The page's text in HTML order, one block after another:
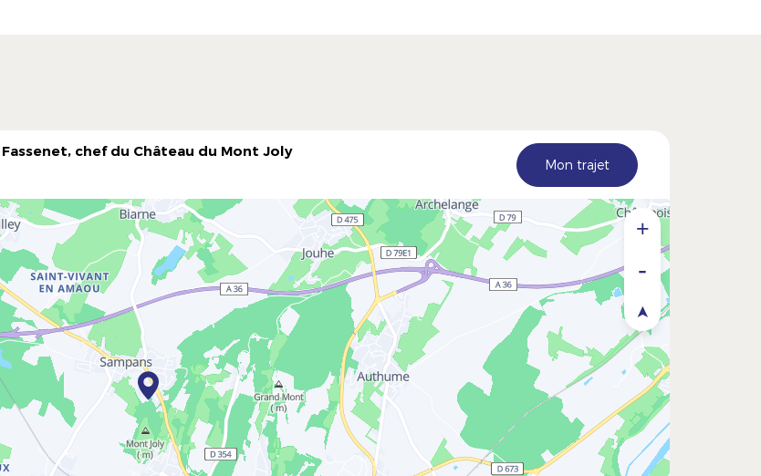
chef du Château du Mont Joly
Mon trajet